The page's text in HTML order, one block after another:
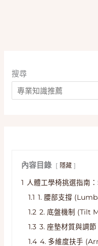
搜尋
內容目錄 隱藏
1 人體工學椅挑選指南
1.1 1. 腰部支撐
1.2 2. 底盤機制 (Tilt
1.3 3. 座墊材質與調
1.4 4. 多維度扶手